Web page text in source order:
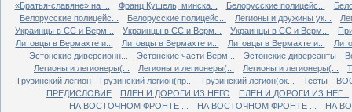
«Братья-славяне» на ...
Франц Кушель, минска... Белорусские полицейс...
Белорусские полицейс...
Белорусские полицейс... Легионы и дружины ук...
Украинцы в СС и Верм...
Украинцы в СС и Верм... Украинцы в СС и Верм...
Литовцы в Вермахте и...
Литовцы в Вермахте и... Литовцы в Вермахте и...
Эстонские диверсионн...
Эстонские части Верм... Эстонские диверсанты
Легионы и легионеры(...
Легионы и легионеры(... Легионы и легионеры(...
Грузинский легион
Грузинский легион(пр... Грузинский легион(ок... Тесты
ПРЕДИСЛОВИЕ
ПЛЕН И ДОРОГИ ИЗ НЕГО
ПЛЕН И ДОРОГИ ИЗ НЕГ...
НА ВОСТОЧНОМ ФРОНТЕ ...
НА ВОСТОЧНОМ ФРОНТЕ ...
НА